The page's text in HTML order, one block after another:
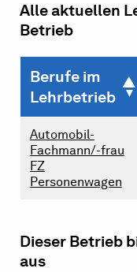
Alle aktuellen
Betrieb
Berufe im
Lehrbetrieb
Automobil-
Fachmann/-frau
FZ
Personenwagen
Dieser Betrieb
aus